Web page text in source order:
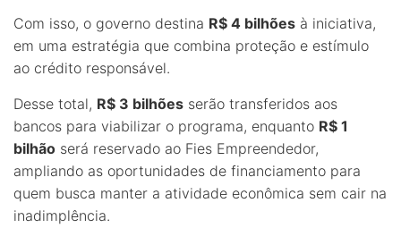
Com isso, o governo destina R$ 4 bilhões à iniciativa,
em uma estratégia que combina proteção e estímulo
ao crédito responsável.
Desse total, R$ 3 bilhões serão transferidos aos
bancos para viabilizar o programa, enquanto R$ 1
bilhão será reservado ao Fies Empreendedor,
ampliando as oportunidades de financiamento para
quem busca manter a atividade econômica sem cair na
inadimplência.